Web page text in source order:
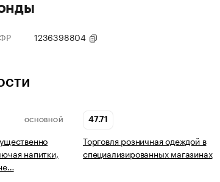
1236398804
ОСНОВНОЙ
напитки,
47.71
Торговля розничная одеждой в
специализированных магазинах